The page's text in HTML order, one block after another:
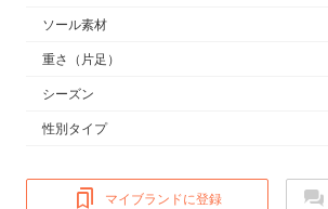
ソール素材
重さ （片足）
シーズン
性別タイプ
マイブランドに登録